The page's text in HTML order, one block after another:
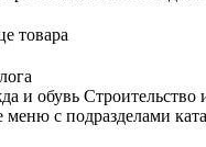
товара
и обувь Строительство
с подразделами